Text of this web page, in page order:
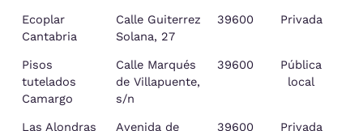
Ecoplar
Cantabria
Calle Guiterrez
Solana, 27
39600 Privada
Pisos
tutelados
Camargo
Calle Marqués
de Villapuente,
s/n
39600
Pública
local
Las Alondras
Avenida de
39600 Privada